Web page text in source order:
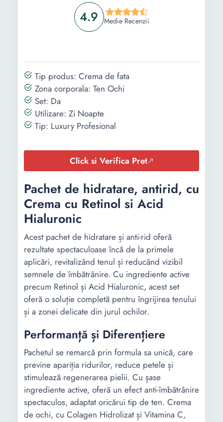
4.9 Medie Recenzii
Tip produs: Crema de fata
Zona corporala: Ten Ochi
Set: Da
Utilizare: Zi Noapte
Tip: Luxury Profesional
Click si Verifica Pret
Pachet de hidratare, antirid, cu
Crema cu Retinol si Acid
Hialuronic
Acest pachet de hidratare și anti-rid oferă
rezultate spectaculoase încă de la primele
aplicări, revitalizând tenul și reducând vizibil
semnele de îmbătrânire. Cu ingrediente active
precum Retinol și Acid Hialuronic, acest set
oferă o soluție completă pentru îngrijirea tenului
și a zonei delicate din jurul ochilor.
Performanță și Diferențiere
Pachetul se remarcă prin formula sa unică, care
previne apariția ridurilor, reduce petele și
stimulează regenerarea pielii. Cu șase
ingrediente active, oferă un efect anti-îmbătrânire
spectaculos, adaptat oricărui tip de ten. Crema
de ochi, cu Colagen Hidrolizat și Vitamina C,